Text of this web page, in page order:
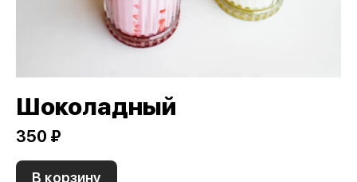
Шоколадный
350 ₽
В корзину